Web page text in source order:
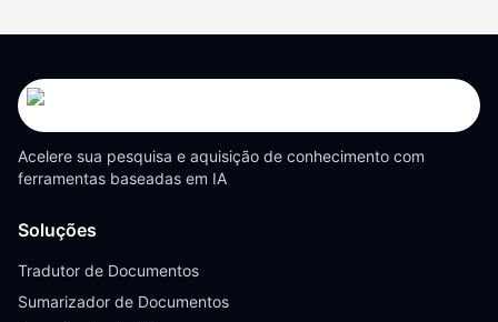
Acelere sua pesquisa e aquisição de conhecimento com
ferramentas baseadas em IA
Soluções
Tradutor de Documentos
Sumarizador de Documentos